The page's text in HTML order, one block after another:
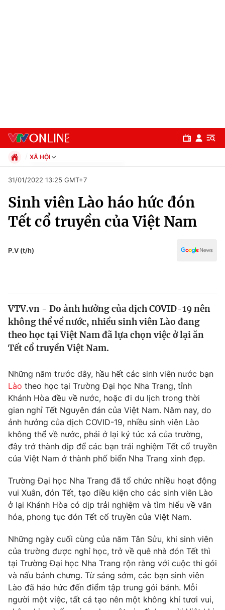
Chuyên mục
Chính trị
Y tế
Thế giới
Thế giới đó đây
Câu chuyện quốc tế
Kinh tế
Tài chính
Thị trường
Góc doanh nghiệp
Dữ liệu và đời sống
Truyền hình
Phim VTV
Nhân vật
Khán giả
Giải sao mai
Giải trí
Điện ảnh
Âm nhạc
Sao
Đời sống
Du lịch
Chất lượng cuộc sống
Giáo dục
Tuyển sinh
Học trực tuyến
Công nghệ
Hitech Công nghệ tương lai
Sản phẩm
Giao lưu trực tuyến
XÃ HỘI
Xã hội
Pháp luật
Kinh tế
Thể thao
Giáo dục
31/01/2022 13:25 GMT+7
Sinh viên Lào háo hức đón
Tết cổ truyền của Việt Nam
P.V (t/h)
VTV.vn - Do ảnh hưởng của dịch COVID-19 nên
không thể về nước, nhiều sinh viên Lào đang
theo học tại Việt Nam đã lựa chọn việc ở lại ăn
Tết cổ truyền Việt Nam.
Những năm trước đây, hầu hết các sinh viên nước bạn
Lào theo học tại Trường Đại học Nha Trang, tỉnh
Khánh Hòa đều về nước, hoặc đi du lịch trong thời
gian nghỉ Tết Nguyên đán của Việt Nam. Năm nay, do
ảnh hưởng của dịch COVID-19, nhiều sinh viên Lào
không thể về nước, phải ở lại ký túc xá của trường,
đây trở thành dịp để các bạn trải nghiệm Tết cổ truyền
của Việt Nam ở thành phố biển Nha Trang xinh đẹp.
Trường Đại học Nha Trang đã tổ chức nhiều hoạt động
vui Xuân, đón Tết, tạo điều kiện cho các sinh viên Lào
ở lại Khánh Hòa có dịp trải nghiệm và tìm hiểu về văn
hóa, phong tục đón Tết cổ truyền của Việt Nam.
Những ngày cuối cùng của năm Tân Sửu, khi sinh viên
của trường được nghỉ học, trở về quê nhà đón Tết thì
tại Trường Đại học Nha Trang rộn ràng với cuộc thi gói
và nấu bánh chưng. Từ sáng sớm, các bạn sinh viên
Lào đã háo hức đến điểm tập trung gói bánh. Mỗi
người một việc, tất cả tạo nên một không khí tươi vui,